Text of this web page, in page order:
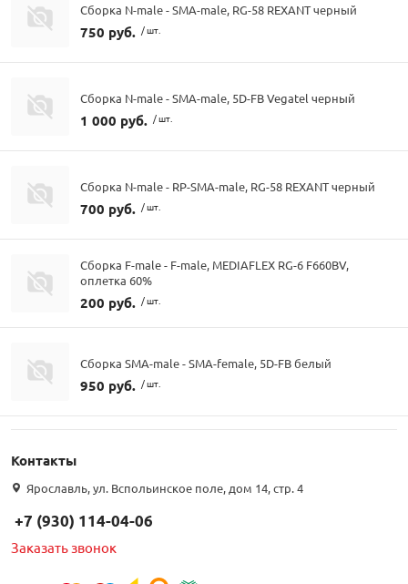
Сборка N-male - SMA-male, RG-58 REXANT черный
750 руб. / шт.
Сборка N-male - SMA-male, 5D-FB Vegatel черный
1 000 руб. / шт.
Сборка N-male - RP-SMA-male, RG-58 REXANT черный
700 руб. / шт.
Сборка F-male - F-male, MEDIAFLEX RG-6 F660BV,
оплетка 60%
200 руб. / шт.
Сборка SMA-male - SMA-female, 5D-FB белый
950 руб. / шт.
Контакты
Ярославль, ул. Вспольинское поле, дом 14, стр. 4
+7 (930) 114-04-06
Заказать звонок